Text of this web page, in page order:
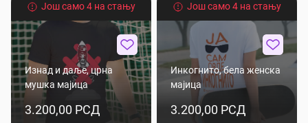
Још само 4 на стању
Изнад и даље, црна
мушка мајица
3.200,00 РСД
Још само 4 на стању
Инкогнито, бела женска
мајица
3.200,00 РСД